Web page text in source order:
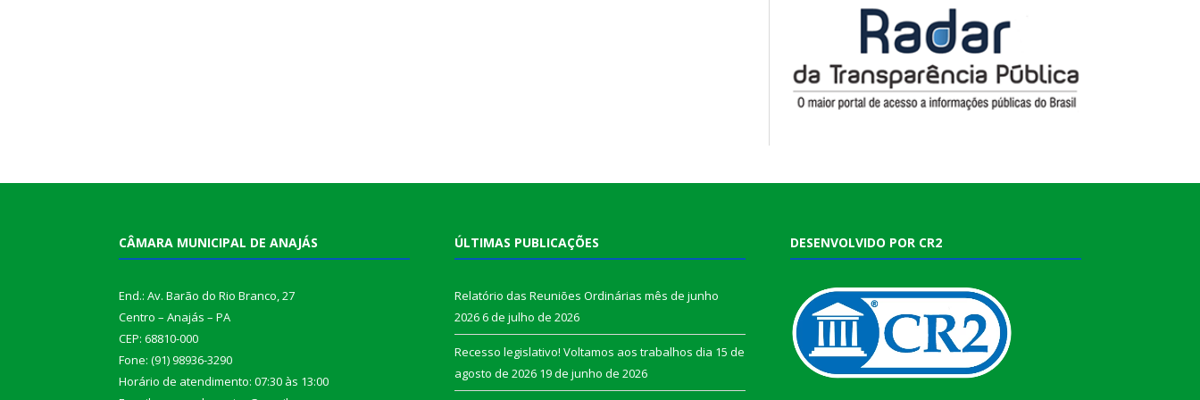
CÂMARA MUNICIPAL DE ANAJÁS
End.: Av. Barão do Rio Branco, 27
Centro – Anajás – PA
CEP: 68810-000
Fone: (91) 98936-3290
Horário de atendimento: 07:30 às 13:00
ÚLTIMAS PUBLICAÇÕES
Relatório das Reuniões Ordinárias mês de junho
20266 de julho de 2026
Recesso legislativo! Voltamos aos trabalhos dia 15 de
agosto de 2026 19 de junho de 2026
DESENVOLVIDO POR CR2